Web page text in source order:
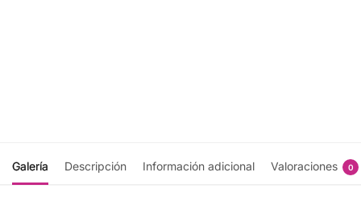
Galería Descripción Información adicional Valoraciones 0